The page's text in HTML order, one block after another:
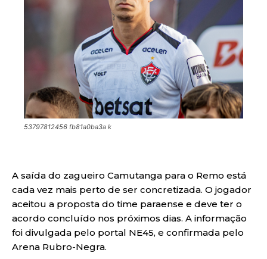
53797812456 fb81a0ba3a k
A saída do zagueiro Camutanga para o Remo está
cada vez mais perto de ser concretizada. O jogador
aceitou a proposta do time paraense e deve ter o
acordo concluído nos próximos dias. A informação
foi divulgada pelo portal NE45, e confirmada pelo
Arena Rubro-Negra.